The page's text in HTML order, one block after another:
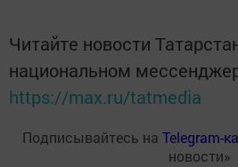
Читайте новости
национальном
https://max.ru/tatmedia
Подписывайтесь на Telegram-
новости»